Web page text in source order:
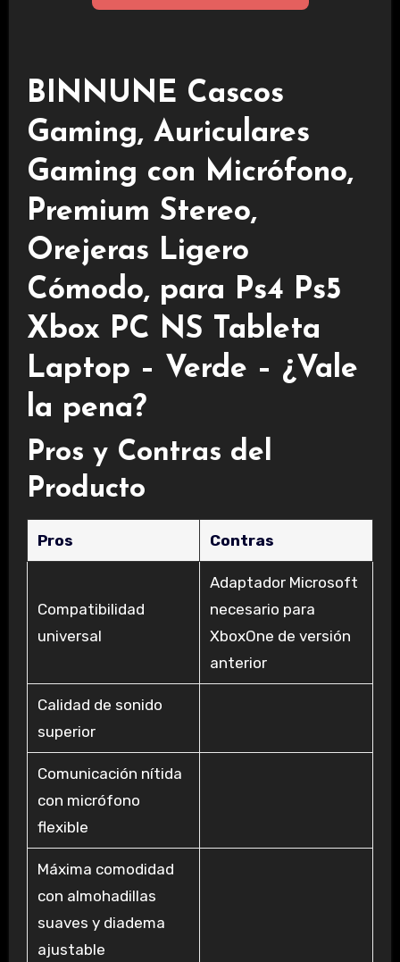
BINNUNE Cascos
Gaming, Auriculares
Gaming con Micrófono,
Premium Stereo,
Orejeras Ligero
Cómodo, para Ps4 Ps5
Xbox PC NS Tableta
Laptop – Verde – ¿Vale
la pena?
Pros y Contras del
Producto
Pros Contras
Compatibilidad
universal
Adaptador Microsoft
necesario para
XboxOne de versión
anterior
Calidad de sonido
superior
Comunicación nítida
con micrófono
flexible
Máxima comodidad
con almohadillas
suaves y diadema
ajustable